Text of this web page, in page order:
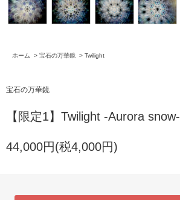
ホーム > 宝石の万華鏡 > Twilight
宝石の万華鏡
【限定1】Twilight -Aurora snow-
44,000円(税4,000円)